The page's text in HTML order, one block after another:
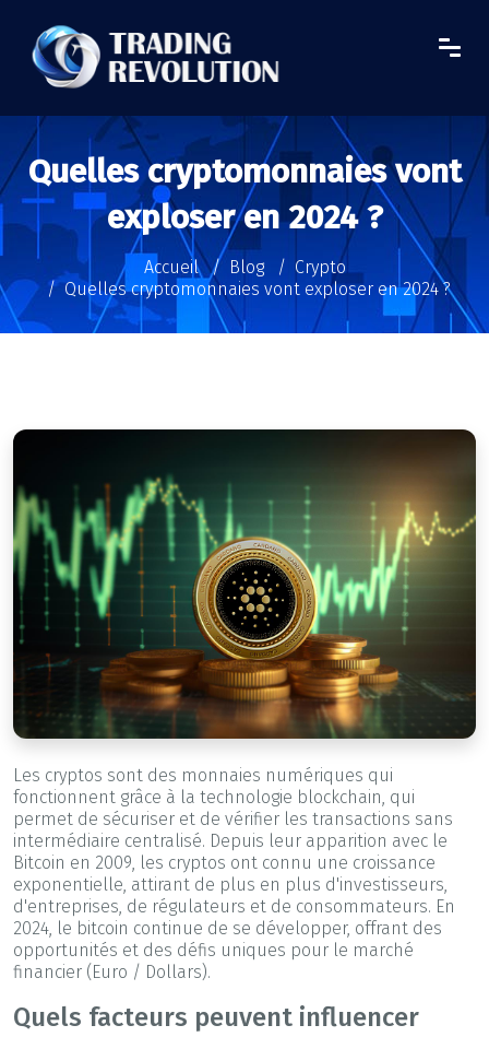
Quelles cryptomonnaies vont
exploser en 2024 ?
Accueil Blog
Crypto
Quelles cryptomonnaies vont exploser en 2024 ?
Les cryptos sont des monnaies numériques qui
fonctionnent grâce à la technologie blockchain, qui
permet de sécuriser et de vérifier les transactions sans
intermédiaire centralisé. Depuis leur apparition avec le
Bitcoin en 2009, les cryptos ont connu une croissance
exponentielle, attirant de plus en plus d'investisseurs,
d'entreprises, de régulateurs et de consommateurs. En
2024, le bitcoin continue de se développer, offrant des
opportunités et des défis uniques pour le marché
financier (Euro / Dollars).
Quels facteurs peuvent influencer